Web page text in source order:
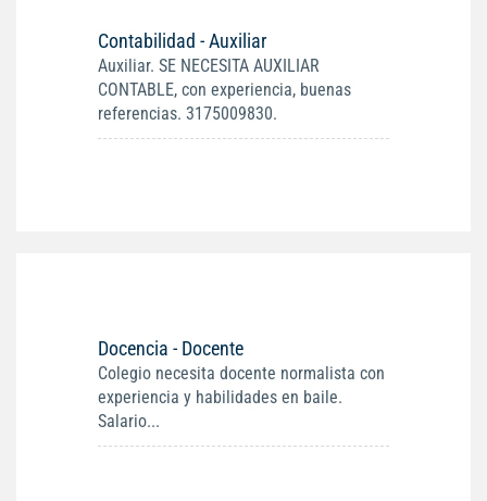
Contabilidad - Auxiliar
Auxiliar. SE NECESITA AUXILIAR
CONTABLE, con experiencia, buenas
referencias. 3175009830.
Docencia - Docente
Colegio necesita docente normalista con
experiencia y habilidades en baile.
Salario...